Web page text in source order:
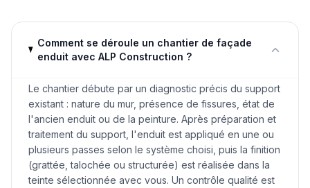
Comment se déroule un chantier de façade
enduit avec ALP Construction ?
Le chantier débute par un diagnostic précis du support
existant : nature du mur, présence de fissures, état de
l'ancien enduit ou de la peinture. Après préparation et
traitement du support, l'enduit est appliqué en une ou
plusieurs passes selon le système choisi, puis la finition
(grattée, talochée ou structurée) est réalisée dans la
teinte sélectionnée avec vous. Un contrôle qualité est